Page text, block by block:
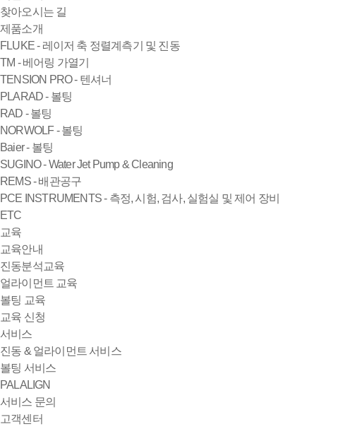
찾아오시는 길
제품소개
FLUKE - 레이저 축 정렬계측기 및 진동
TM - 베어링 가열기
TENSION PRO - 텐셔너
PLARAD - 볼팅
RAD - 볼팅
NORWOLF - 볼팅
Baier - 볼팅
SUGINO - Water Jet Pump & Cleaning
REMS - 배관공구
PCE INSTRUMENTS - 측정, 시험, 검사, 실험실 및 제어 장비
ETC
교육
교육안내
진동분석교육
얼라이먼트 교육
볼팅 교육
교육 신청
서비스
진동 & 얼라이먼트 서비스
볼팅 서비스
PALALIGN
서비스 문의
고객센터